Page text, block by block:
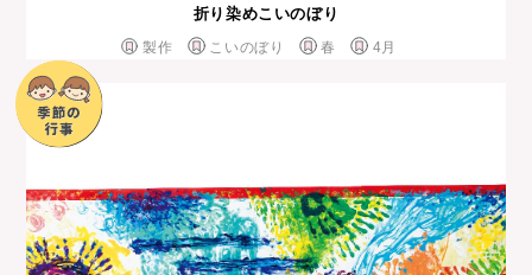
折り染めこいのぼり
製作 こいのぼり 春 4月